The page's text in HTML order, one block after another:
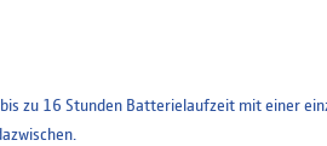
zu 16 Stunden Batterielaufzeit mit einer